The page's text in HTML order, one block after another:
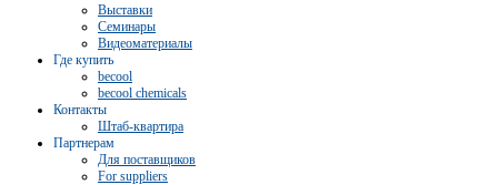
Выставки
Семинары
Видеоматериалы
Где купить
becool
becool chemicals
Контакты
Штаб-квартира
Партнерам
Для поставщиков
For suppliers